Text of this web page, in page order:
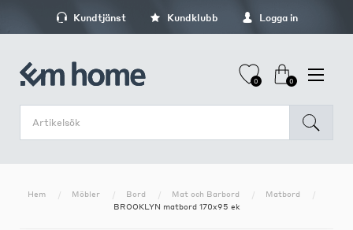
Kundtjänst Kundklubb Logga in
0 0
Hem Möbler Bord Mat och Barbord
Matbord
BROOKLYN matbord 170x95 ek